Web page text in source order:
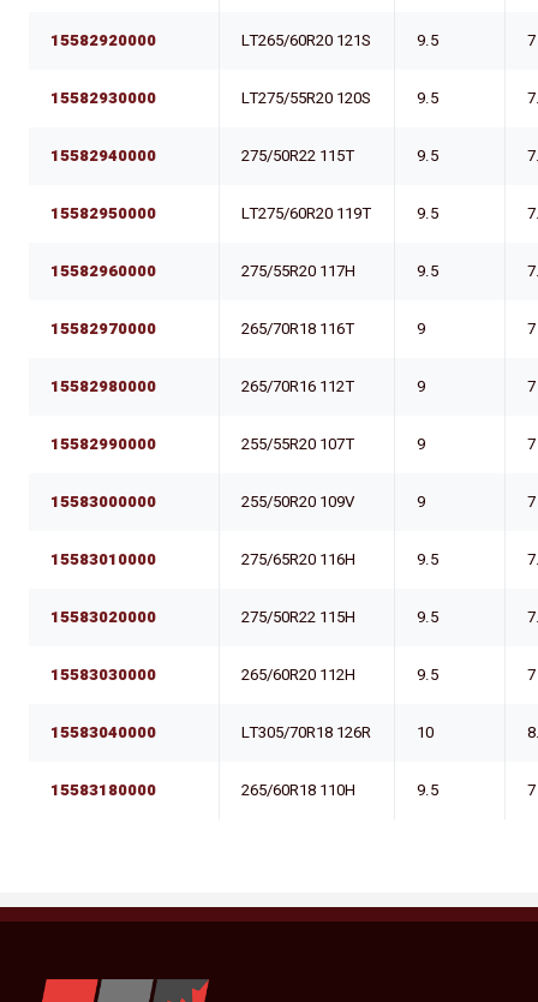
15582920000 LT265/60R20 121S 9.5 7
15582930000 LT275/55R20 120S 9.5
15582940000 275/50R22 115T 9.5
15582950000 LT275/60R20 119T 9.5
15582960000 275/55R20 117H 9.5
15582970000 265/70R18 116T 9 7
15582980000 265/70R16 112T 9 7
15582990000 255/55R20 107T 9 7
15583000000 255/50R20 109V 9 7
15583010000 275/65R20 116H 9.5
15583020000 275/50R22 115H 9.5
15583030000 265/60R20 112H 9.5 7
15583040000 LT305/70R18 126R 10
15583180000 265/60R18 110H 9.5 7
YKW Wheels